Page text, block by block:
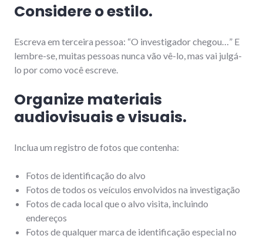
Considere o estilo.
Escreva em terceira pessoa: “O investigador chegou…” E
lembre-se, muitas pessoas nunca vão vê-lo, mas vai julgá-
lo por como você escreve.
Organize materiais
audiovisuais e visuais.
Inclua um registro de fotos que contenha:
Fotos de identificação do alvo
Fotos de todos os veículos envolvidos na investigação
Fotos de cada local que o alvo visita, incluindo
endereços
Fotos de qualquer marca de identificação especial no